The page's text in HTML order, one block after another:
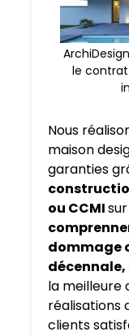
le
Nous
maison
garanties
ou CCMIsur
dommage
la meilleure
réalisations
clients